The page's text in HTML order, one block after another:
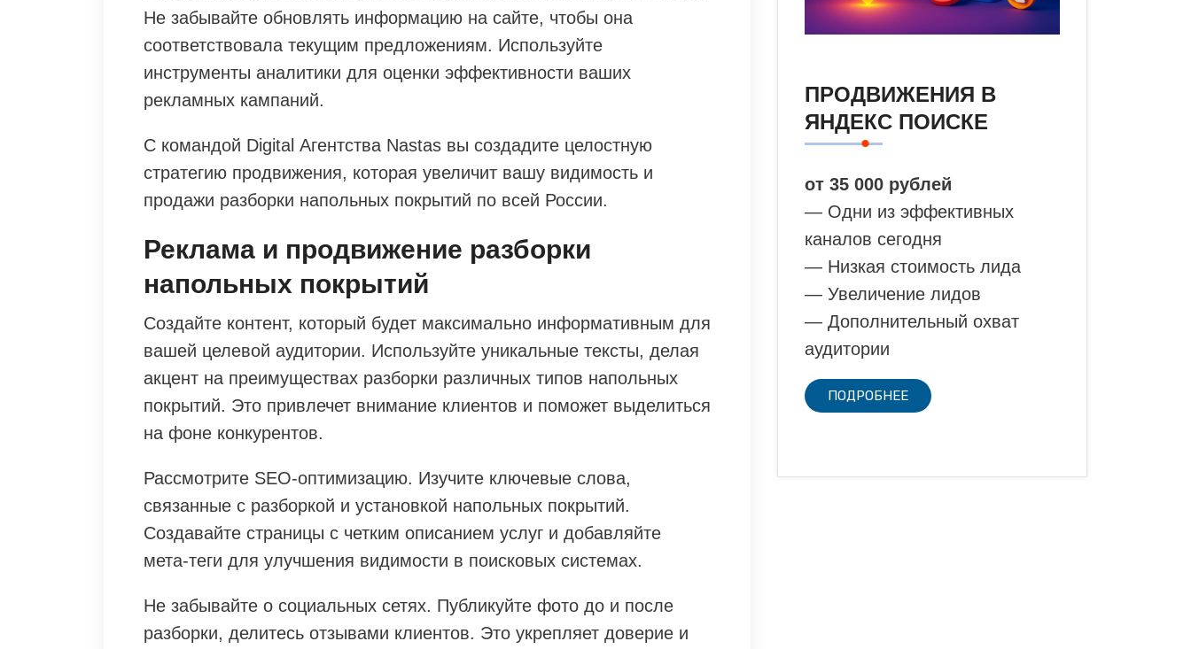
Не забывайте обновлять информацию на сайте, чтобы она
соответствовала текущим предложениям. Используйте
инструменты аналитики для оценки эффективности ваших
рекламных кампаний.
С командой Digital Агентства Nastas вы создадите целостную
стратегию продвижения, которая увеличит вашу видимость и
продажи разборки напольных покрытий по всей России.
Реклама и продвижение разборки
напольных покрытий
Создайте контент, который будет максимально информативным для
вашей целевой аудитории. Используйте уникальные тексты, делая
акцент на преимуществах разборки различных типов напольных
покрытий. Это привлечет внимание клиентов и поможет выделиться
на фоне конкурентов.
Рассмотрите SEO-оптимизацию. Изучите ключевые слова,
связанные с разборкой и установкой напольных покрытий.
Создавайте страницы с четким описанием услуг и добавляйте
мета-теги для улучшения видимости в поисковых системах.
Не забывайте о социальных сетях. Публикуйте фото до и после
разборки, делитесь отзывами клиентов. Это укрепляет доверие и
ПРОДВИЖЕНИЯ В
ЯНДЕКС ПОИСКЕ
от 35 000 рублей
— Одни из эффективных
каналов сегодня
— Низкая стоимость лида
— Увеличение лидов
— Дополнительный охват
аудитории
ПОДРОБНЕЕ